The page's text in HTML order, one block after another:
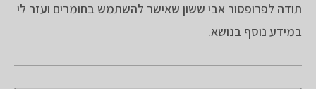
תודה לפרופסור אבי ששון שאישר להשתמש בחומרים ועזר לי
במידע נוסף בנושא.